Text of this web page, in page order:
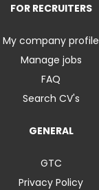
FOR RECRUITERS
My company profile
Manage jobs
FAQ
Search CV's
GENERAL
GTC
Privacy Policy